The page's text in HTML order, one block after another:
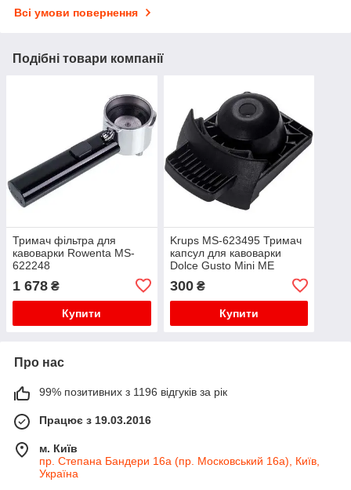
Всі умови повернення
Подібні товари компанії
Тримач фільтра для
кавоварки Rowenta MS-
622248
1 678 ₴
Купити
Krups MS-623495 Тримач
капсул для кавоварки
Dolce Gusto Mini ME
300₴
Купити
Про нас
99% позитивних з 1196 відгуків за рік
Працює з 19.03.2016
м. Київ
пр. Степана Бандери 16а (пр. Московський 16а), Київ,
Україна